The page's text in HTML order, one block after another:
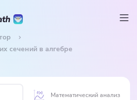
сечений в алгебре
Математический анализ